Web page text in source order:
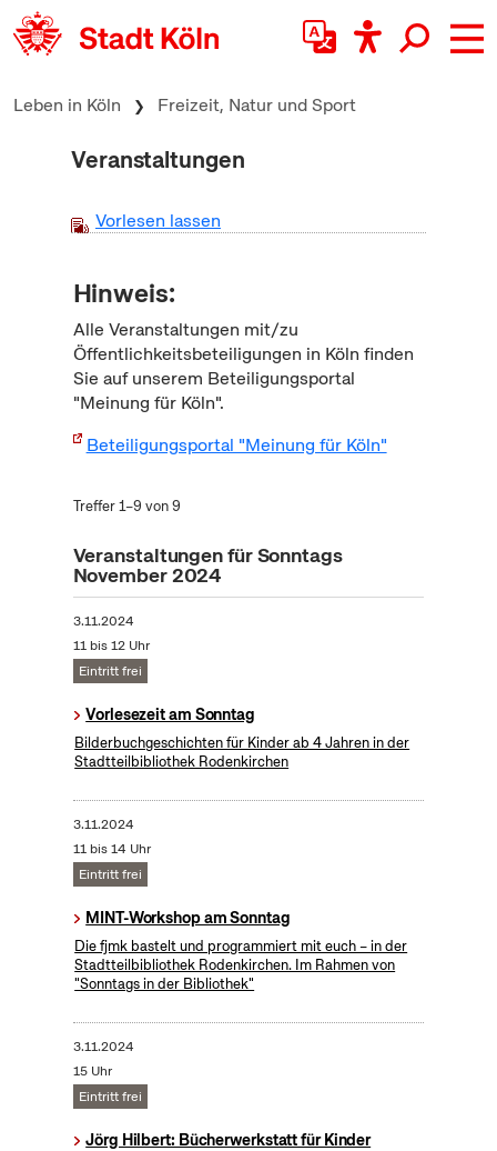
zum Inhalt springen
Leben in Köln Freizeit, Natur und Sport
Veranstaltungen
Vorlesen lassen
Hinweis:
Alle Veranstaltungen mit/zu
Öffentlichkeitsbeteiligungen in Köln finden
Sie auf unserem Beteiligungsportal
"Meinung für Köln".
Beteiligungsportal "Meinung für Köln"
Treffer 1–9 von 9
Veranstaltungen für Sonntags
November 2024
3.11.2024
11 bis 12 Uhr
Eintritt frei
Vorlesezeit am Sonntag
Bilderbuchgeschichten für Kinder ab 4 Jahren in der
Stadtteilbibliothek Rodenkirchen
3.11.2024
11 bis 14 Uhr
Eintritt frei
MINT-Workshop am Sonntag
Die fjmk bastelt und programmiert mit euch – in der
Stadtteilbibliothek Rodenkirchen. Im Rahmen von
"Sonntags in der Bibliothek"
3.11.2024
15 Uhr
Eintritt frei
Jörg Hilbert: Bücherwerkstatt für Kinder